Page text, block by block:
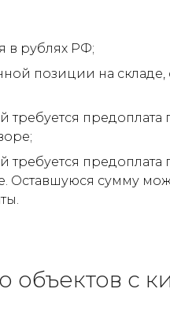
в рублях РФ;
позиции на складе,
требуется
требуется
Оставшуюся сумму
объектов с